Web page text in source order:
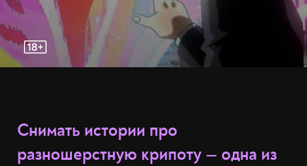
Снимать истории про
разношерстную крипоту — одна из